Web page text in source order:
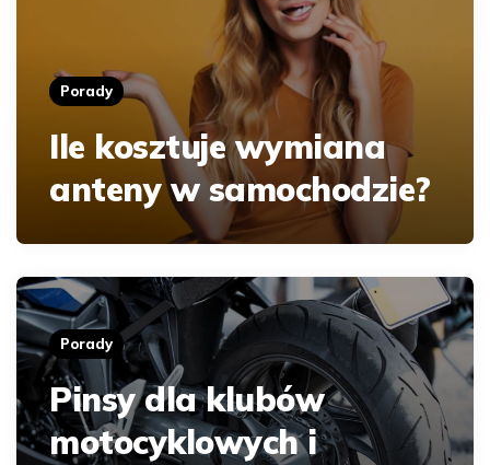
Porady
Ile kosztuje wymiana
anteny w samochodzie?
Porady
Pinsy dla klubów
motocyklowych i